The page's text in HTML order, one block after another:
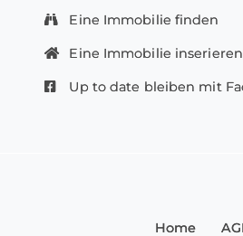
Eine Immobilie finden
Eine Immobilie inserieren
Up to date bleiben mit
Home